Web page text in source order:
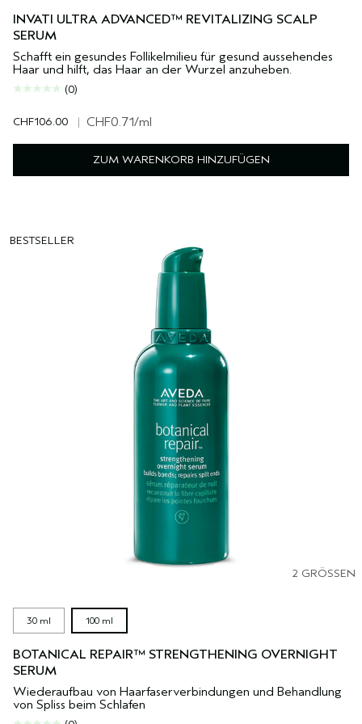
INVATI ULTRA ADVANCED™ REVITALIZING SCALP
SERUM
Schafft ein gesundes Follikelmilieu für gesund aussehendes
Haar und hilft, das Haar an der Wurzel anzuheben.
(0)
CHF106.00 | CHF0.71/ml
ZUM WARENKORB HINZUFÜGEN
BESTSELLER
2 GRÖSSEN
30 ml 100 ml
BOTANICAL REPAIR™ STRENGTHENING OVERNIGHT
SERUM
Wiederaufbau von Haarfaserverbindungen und Behandlung
von Spliss beim Schlafen